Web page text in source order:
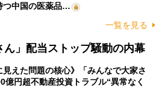
中国の医薬品…
一覧を見る
ん」配当ストップ騒動の内幕
見えた問題の核心》「みんなで大家さ
億円超不動産投資トラブル“異常なく